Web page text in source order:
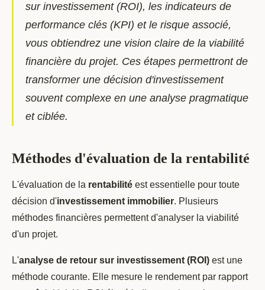
sur investissement (ROI), les indicateurs de
performance clés (KPI) et le risque associé,
vous obtiendrez une vision claire de la viabilité
financière du projet. Ces étapes permettront de
transformer une décision d'investissement
souvent complexe en une analyse pragmatique
et ciblée.
Méthodes d'évaluation de la rentabilité
L'évaluation de la rentabilité est essentielle pour toute
décision d'investissement immobilier. Plusieurs
méthodes financières permettent d'analyser la viabilité
d'un projet.
L'analyse de retour sur investissement (ROI) est une
méthode courante. Elle mesure le rendement par rapport